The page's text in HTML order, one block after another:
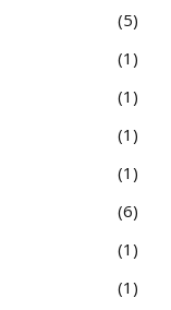
5
1
1
1
1
6
1
1